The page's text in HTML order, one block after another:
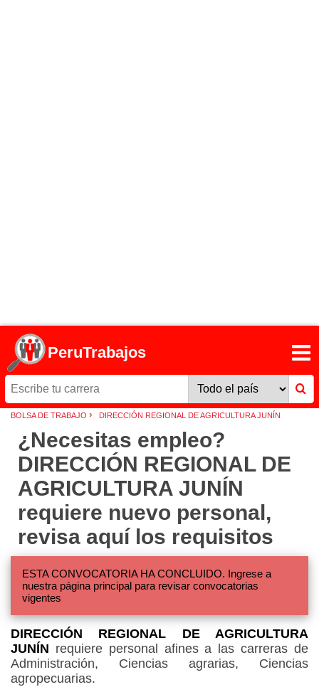
PeruTrabajos
BOLSA DE TRABAJO › DIRECCIÓN REGIONAL DE AGRICULTURA JUNÍN
¿Necesitas empleo?
DIRECCIÓN REGIONAL DE
AGRICULTURA JUNÍN
requiere nuevo personal,
revisa aquí los requisitos
ESTA CONVOCATORIA HA CONCLUIDO. Ingrese a
nuestra página principal para revisar convocatorias
vigentes
DIRECCIÓN REGIONAL DE AGRICULTURA
JUNÍN requiere personal afines a las carreras de
Administración, Ciencias agrarias, Ciencias
agropecuarias.